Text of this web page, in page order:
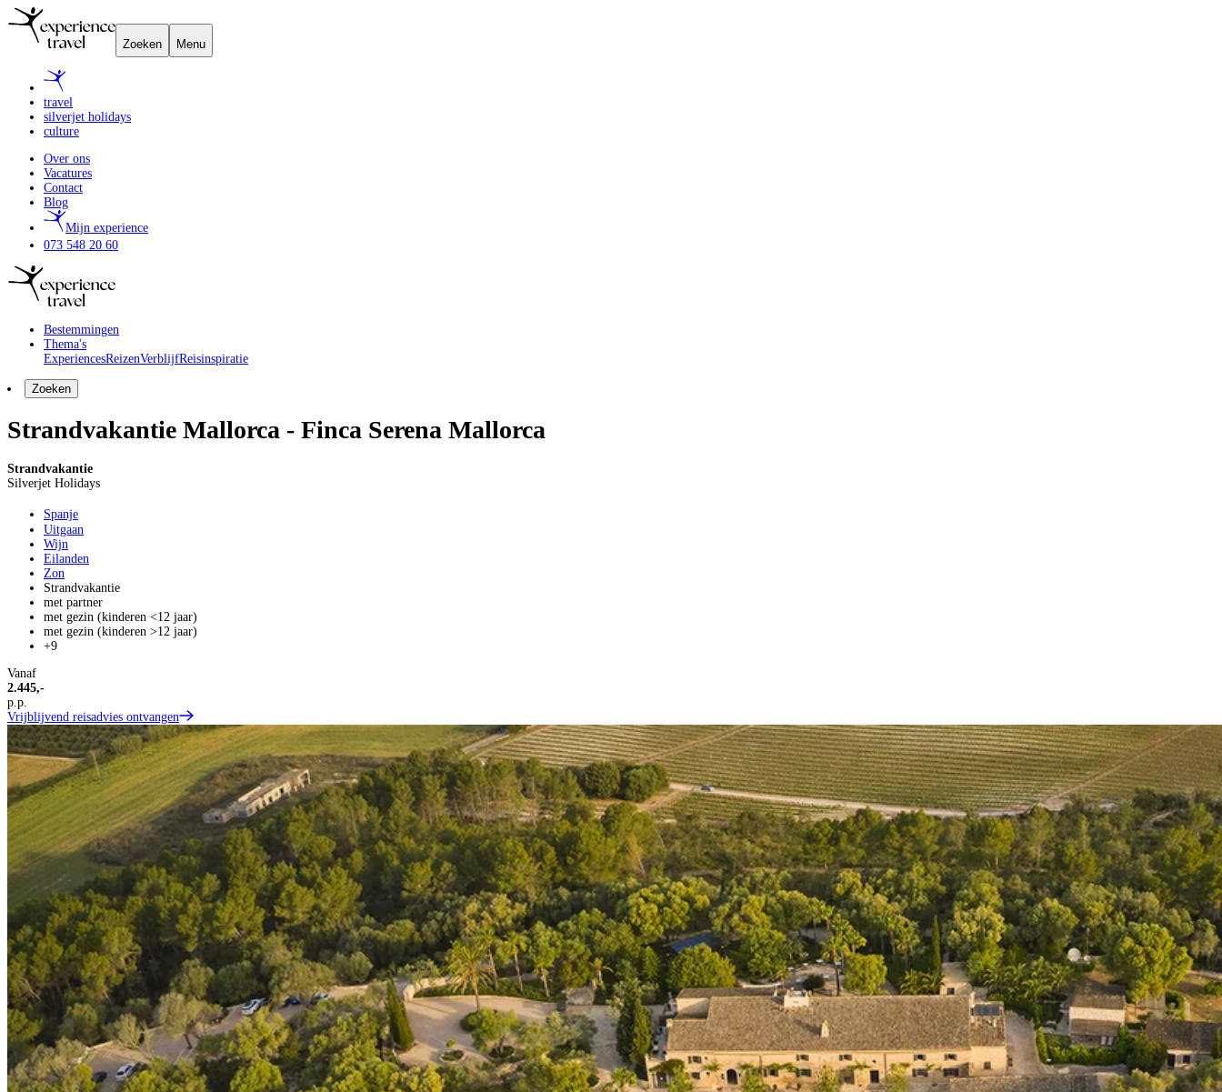
Zoeken Menu
travel
silverjet holidays
culture
Over ons
Vacatures
Contact
Blog
Mijn experience
073 548 20 60
Bestemmingen
Thema's
ExperiencesReizenVerblijfReisinspiratie
Zoeken
Strandvakantie Mallorca - Finca Serena Mallorca
Strandvakantie
Silverjet Holidays
Spanje
Uitgaan
Wijn
Eilanden
Zon
Strandvakantie
met partner
met gezin (kinderen <12 jaar)
met gezin (kinderen >12 jaar)
+9
Vanaf
2.445,-
p.p.
Vrijblijvend reisadvies ontvangen